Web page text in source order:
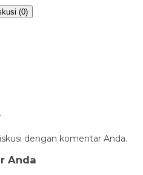
(0)
dengan komentar Anda.
Anda